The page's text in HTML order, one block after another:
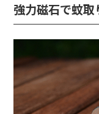
強力磁石で蚊